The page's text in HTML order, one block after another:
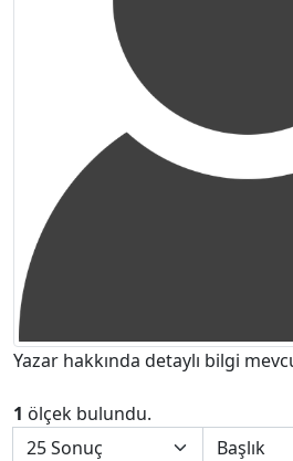
Yazar hakkında detaylı bilgi
1 ölçek bulundu.